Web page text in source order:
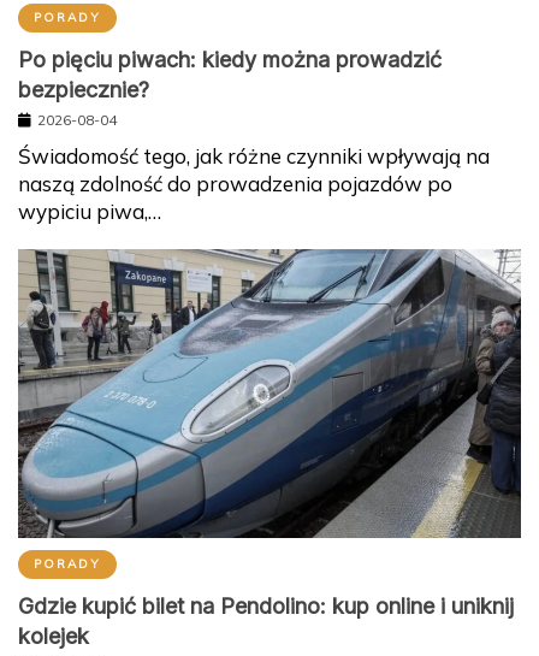
PORADY
Po pięciu piwach: kiedy można prowadzić
bezpiecznie?
2026-08-04
Świadomość tego, jak różne czynniki wpływają na
naszą zdolność do prowadzenia pojazdów po
wypiciu piwa,…
PORADY
Gdzie kupić bilet na Pendolino: kup online i uniknij
kolejek